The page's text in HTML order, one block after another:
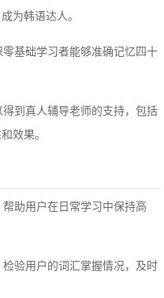
为韩语达人。
基础学习者能够准确记忆四十
到真人辅导老师的支持，包括
效果。
助用户在日常学习中保持高
验用户的词汇掌握情况，及时